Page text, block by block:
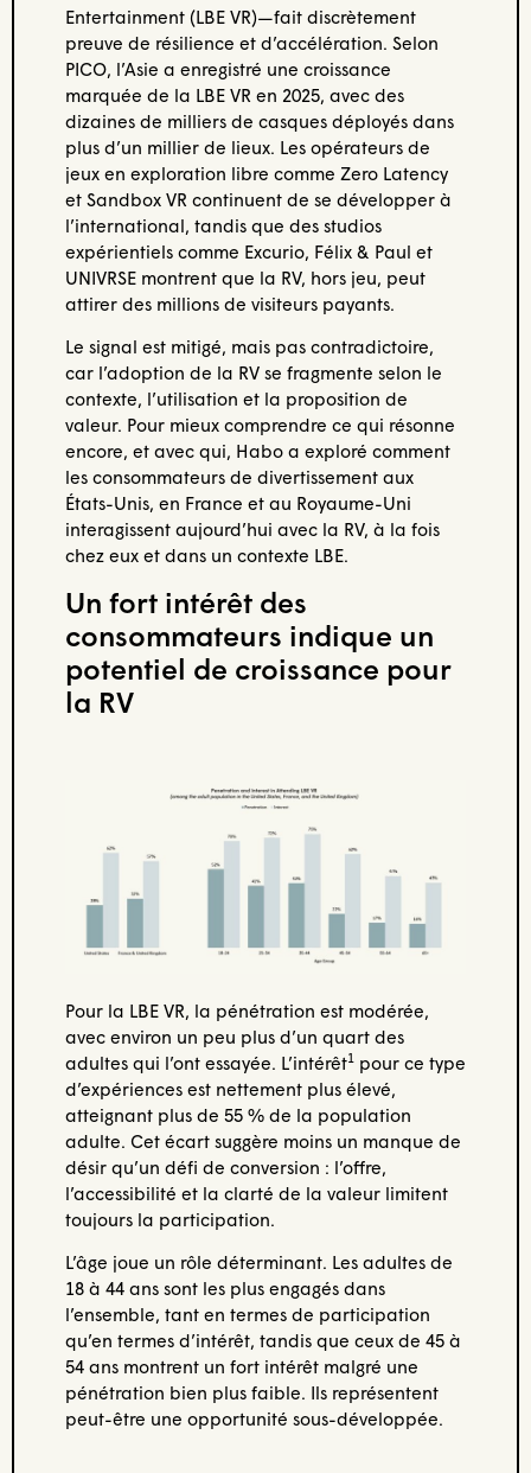
Entertainment (LBE VR)—fait discrètement
preuve de résilience et d’accélération. Selon
PICO, l’Asie a enregistré une croissance
marquée de la LBE VR en 2025, avec des
dizaines de milliers de casques déployés dans
plus d’un millier de lieux. Les opérateurs de
jeux en exploration libre comme Zero Latency
et Sandbox VR continuent de se développer à
l’international, tandis que des studios
expérientiels comme Excurio, Félix & Paul et
UNIVRSE montrent que la RV, hors jeu, peut
attirer des millions de visiteurs payants.
Le signal est mitigé, mais pas contradictoire,
car l’adoption de la RV se fragmente selon le
contexte, l’utilisation et la proposition de
valeur. Pour mieux comprendre ce qui résonne
encore, et avec qui, Habo a exploré comment
les consommateurs de divertissement aux
États-Unis, en France et au Royaume-Uni
interagissent aujourd’hui avec la RV, à la fois
chez eux et dans un contexte LBE.
Un fort intérêt des
consommateurs indique un
potentiel de croissance pour
la RV
Pour la LBE VR, la pénétration est modérée,
avec environ un peu plus d’un quart des
adultes qui l’ont essayée. L’intérêt1pour ce type
d’expériences est nettement plus élevé,
atteignant plus de 55 % de la population
adulte. Cet écart suggère moins un manque de
désir qu’un défi de conversion : l’offre,
l’accessibilité et la clarté de la valeur limitent
toujours la participation.
L’âge joue un rôle déterminant. Les adultes de
18 à 44 ans sont les plus engagés dans
l’ensemble, tant en termes de participation
qu’en termes d’intérêt, tandis que ceux de 45 à
54 ans montrent un fort intérêt malgré une
pénétration bien plus faible. Ils représentent
peut-être une opportunité sous-développée.